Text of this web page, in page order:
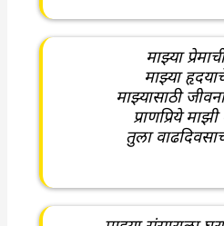
माझ्या
माझ्या
माझ्यासाठी
प्राणप्रिये
तुला